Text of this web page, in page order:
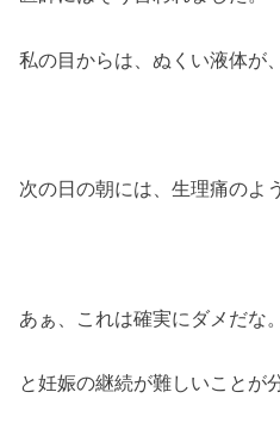
私の目からは、ぬくい液体が
次の日の朝には、生理痛のよ
あぁ、これは確実にダメだな。
と妊娠の継続が難しいことが